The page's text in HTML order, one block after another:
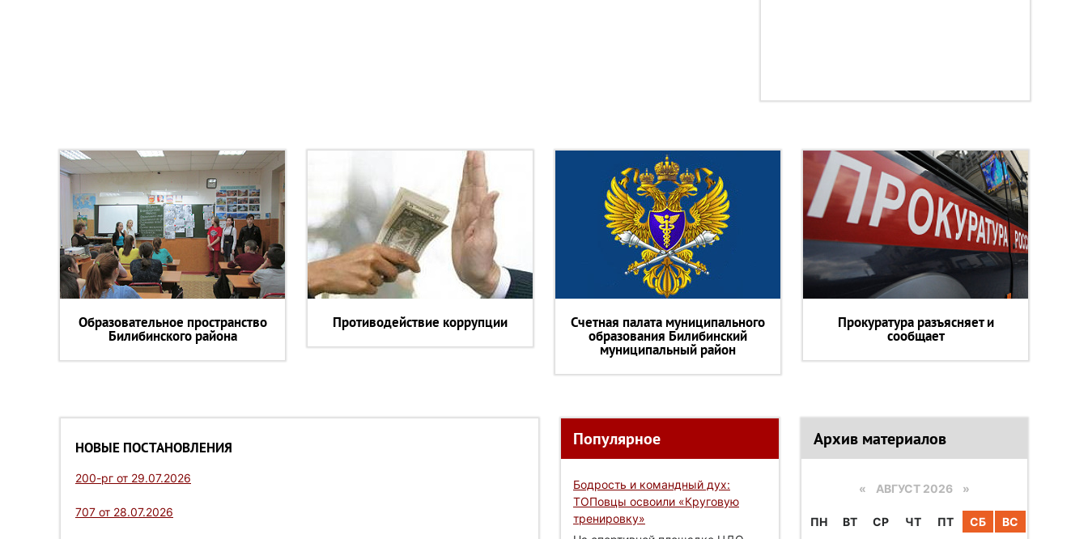
Образовательное пространство
Билибинского района
Противодействие коррупции Счетная палата муниципального
образования Билибинский
муниципальный район
Прокуратура разъясняет и
сообщает
НОВЫЕ ПОСТАНОВЛЕНИЯ
200-рг от 29.07.2026
707 от 28.07.2026
Популярное
Бодрость и командный дух:
ТОПовцы освоили «Круговую
тренировку»
Архив материалов
« АВГУСТ 2026 »
ПН ВТ СР ЧТ ПТ СБ ВС